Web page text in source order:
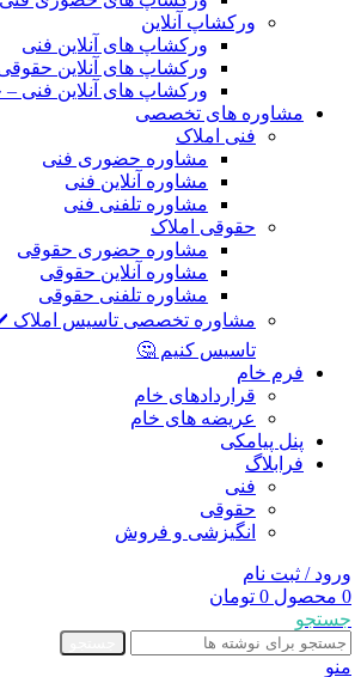
ورکشاپ آنلاین
ورکشاپ های آنلاین فنی
ورکشاپ های آنلاین
ورکشاپ های آنلاین فنی
مشاوره های تخصصی
فنی املاک
مشاوره حضوری فنی
مشاوره آنلاین فنی
مشاوره تلفنی فنی
حقوقی املاک
مشاوره حضوری حقوقی
مشاوره آنلاین حقوقی
مشاوره تلفنی حقوقی
مشاوره تخصصی تاسیس املاک ✔️
تاسیس کنیم 🤔
فرم خام
قراردادهای خام
عریضه های خام
پنل پیامکی
فرابلاگ
فنی
حقوقی
انگیزشی و فروش
ورود / ثبت نام
0 محصول 0 تومان
جستجو
منو